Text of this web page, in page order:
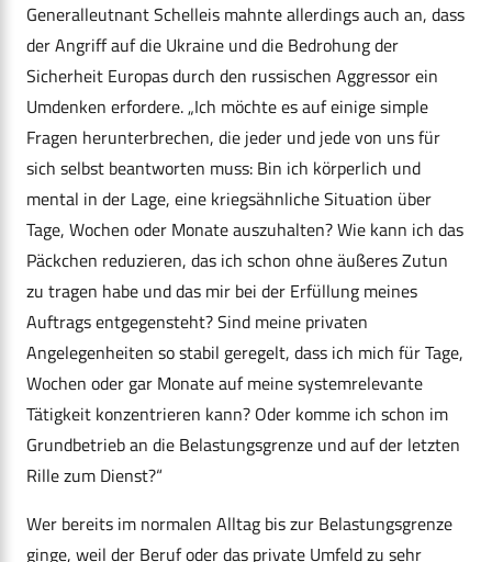
Generalleutnant Schelleis mahnte allerdings auch an, dass
der Angriff auf die Ukraine und die Bedrohung der
Sicherheit Europas durch den russischen Aggressor ein
Umdenken erfordere. „Ich möchte es auf einige simple
Fragen herunterbrechen, die jeder und jede von uns für
sich selbst beantworten muss: Bin ich körperlich und
mental in der Lage, eine kriegsähnliche Situation über
Tage, Wochen oder Monate auszuhalten? Wie kann ich das
Päckchen reduzieren, das ich schon ohne äußeres Zutun
zu tragen habe und das mir bei der Erfüllung meines
Auftrags entgegensteht? Sind meine privaten
Angelegenheiten so stabil geregelt, dass ich mich für Tage,
Wochen oder gar Monate auf meine systemrelevante
Tätigkeit konzentrieren kann? Oder komme ich schon im
Grundbetrieb an die Belastungsgrenze und auf der letzten
Rille zum Dienst?“
Wer bereits im normalen Alltag bis zur Belastungsgrenze
ginge, weil der Beruf oder das private Umfeld zu sehr